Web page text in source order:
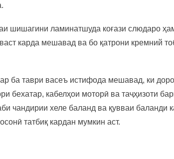
шишагини ламинатшуда коғази слюдаро
карда мешавад ва бо қатрони кремний
ба таври васеъ истифода мешавад, ки
бехатар, кабелҳои моторӣ ва таҷҳизоти
чандирии хеле баланд ва қувваи баланди
татбиқ кардан мумкин аст.